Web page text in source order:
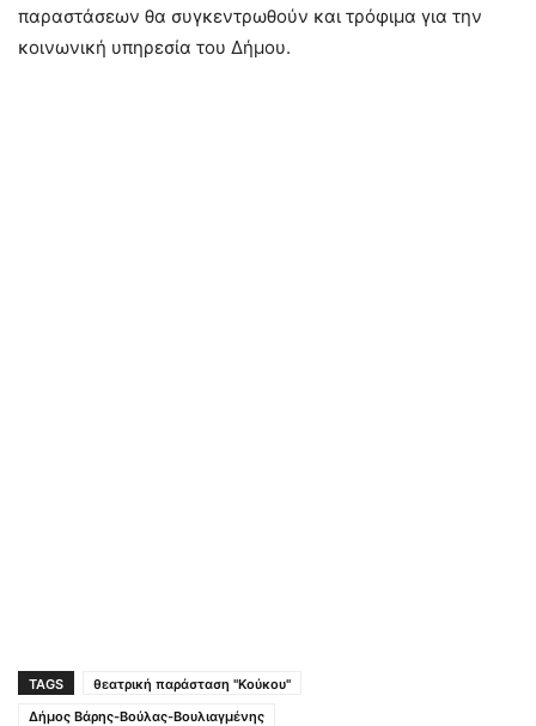
παραστάσεων θα συγκεντρωθούν και τρόφιμα για την
κοινωνική υπηρεσία του Δήμου.
TAGS
θεατρική παράσταση "Κούκου"
Δήμος Βάρης-Βούλας-Βουλιαγμένης